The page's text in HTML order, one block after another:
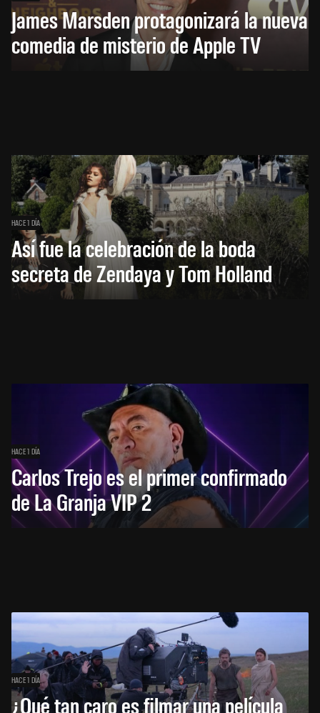
James Marsden protagonizará la nueva
comedia de misterio de Apple TV
HACE 1 DÍA
Así fue la celebración de la boda
secreta de Zendaya y Tom Holland
HACE 1 DÍA
Carlos Trejo es el primer confirmado
de La Granja VIP 2
HACE 1 DÍA
¿Qué tan caro es filmar una película